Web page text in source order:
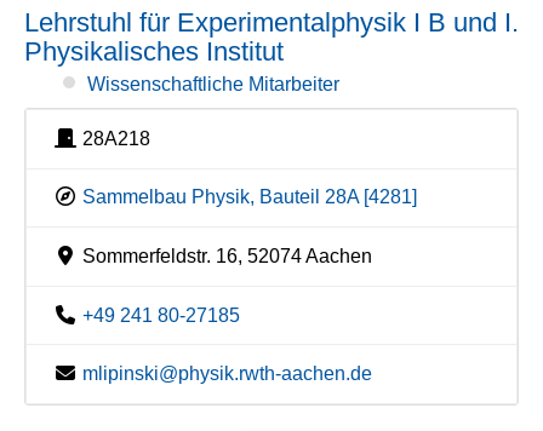
Lehrstuhl für Experimentalphysik I B und I.
Physikalisches Institut
Wissenschaftliche Mitarbeiter
28A218
Sammelbau Physik, Bauteil 28A [4281]
Sommerfeldstr. 16, 52074 Aachen
+49 241 80-27185
mlipinski@physik.rwth-aachen.de